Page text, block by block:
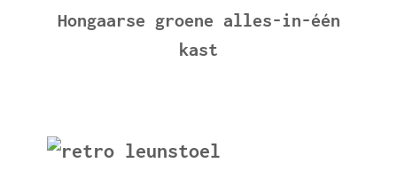
Hongaarse groene alles-in-één
kast